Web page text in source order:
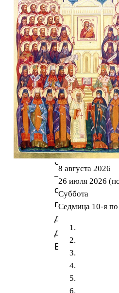
трехлетнюю
Деву
Марию
в
Храм.
Так
родители
Богородицы
исполнили
свой
обет
—
обещание
посвятить
долгожданную
дочь
Богу.
8 августа 2026
26 июля 2026 (по
Суббота
Седмица 10-я по